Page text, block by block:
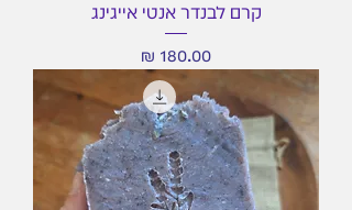
קרם לבנדר אנטי אייגינג
מחיר